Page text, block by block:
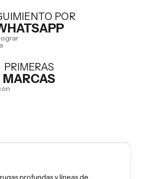
POR
PRIMERAS
MARCAS